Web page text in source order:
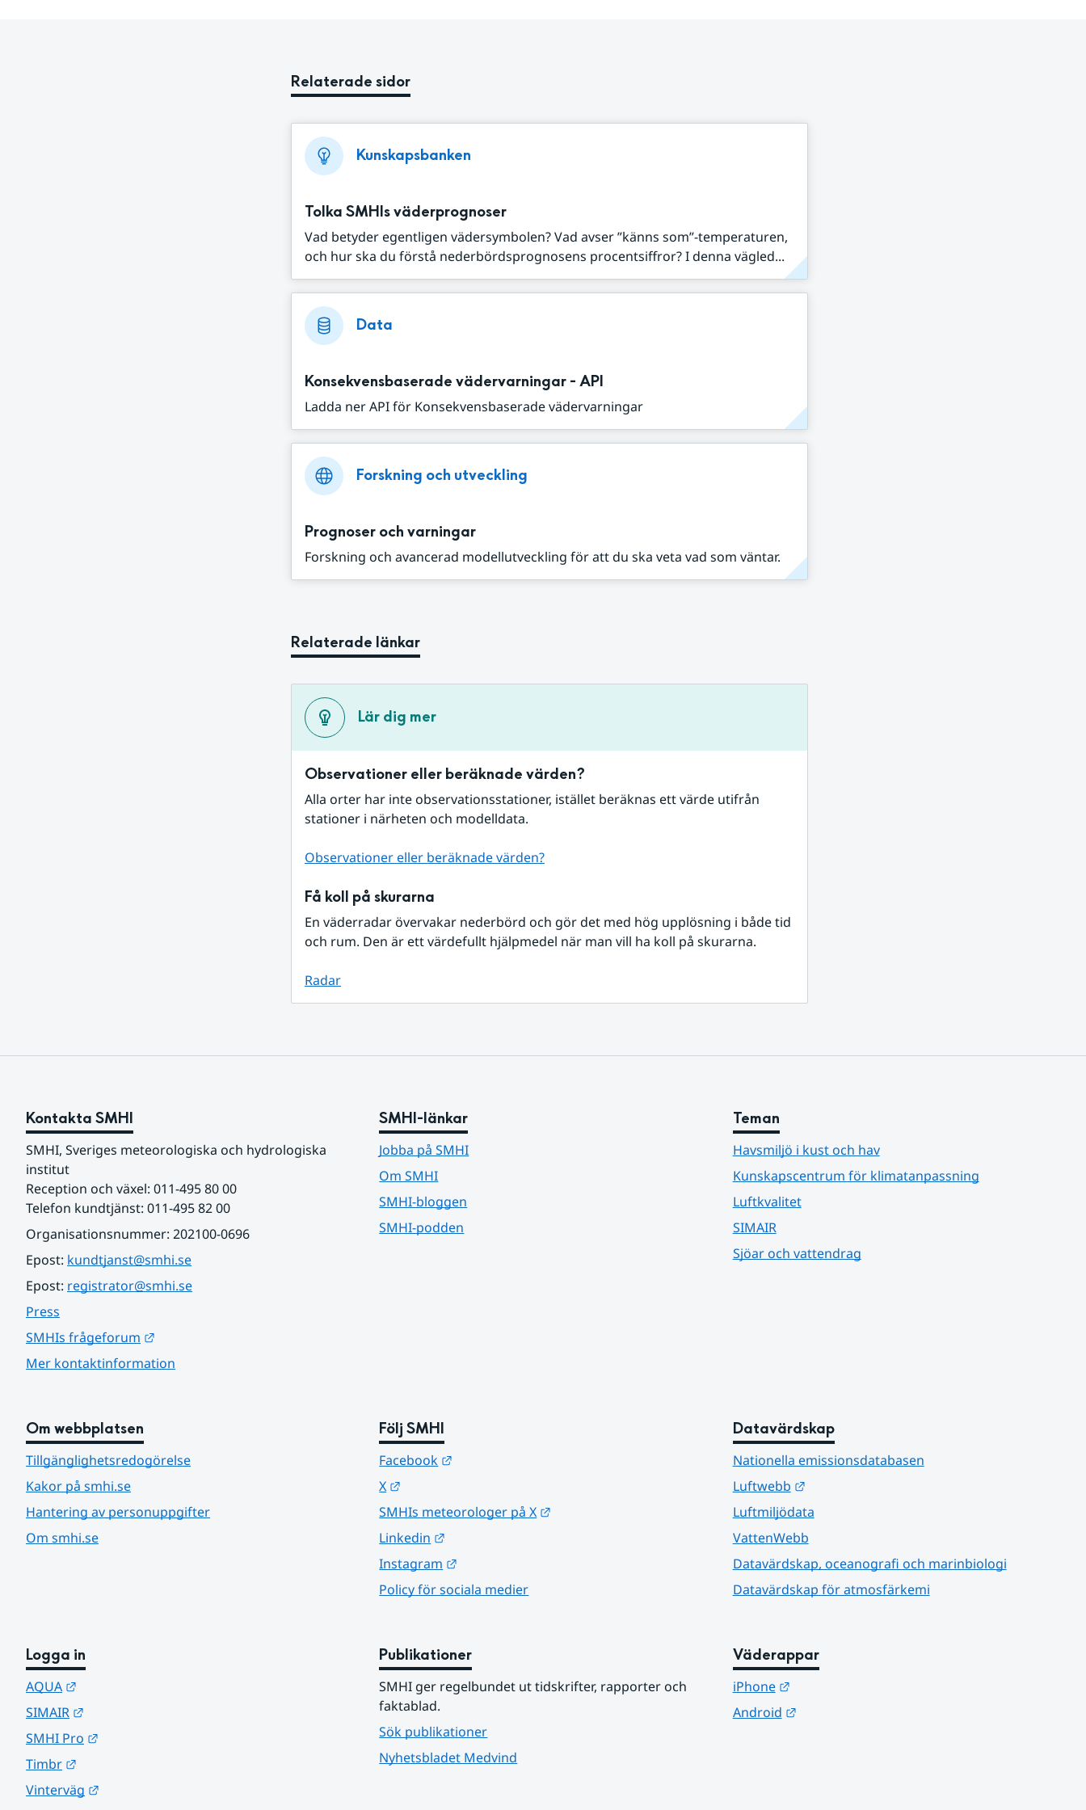
Relaterade sidor
Kunskapsbanken
Tolka SMHIs väderprognoser
Vad betyder egentligen vädersymbolen? Vad avser ”känns som”-temperaturen,
och hur ska du förstå nederbördsprognosens procentsiffror? I denna vägled...
Data
Konsekvensbaserade vädervarningar - API
Ladda ner API för Konsekvensbaserade vädervarningar
Forskning och utveckling
Prognoser och varningar
Forskning och avancerad modellutveckling för att du ska veta vad som väntar.
Relaterade länkar
Lär dig mer
Observationer eller beräknade värden?
Alla orter har inte observationsstationer, istället beräknas ett värde utifrån
stationer i närheten och modelldata.
Observationer eller beräknade värden?
Få koll på skurarna
En väderradar övervakar nederbörd och gör det med hög upplösning i både tid
och rum. Den är ett värdefullt hjälpmedel när man vill ha koll på skurarna.
Radar
Kontakta SMHI
SMHI, Sveriges meteorologiska och hydrologiska
institut
Reception och växel: 011-495 80 00
Telefon kundtjänst: 011-495 82 00
Organisationsnummer: 202100-0696
Epost: kundtjanst@smhi.se
Epost: registrator@smhi.se
Press
SMHIs frågeforum
Mer kontaktinformation
SMHI-länkar
Jobba på SMHI
Om SMHI
SMHI-bloggen
SMHI-podden
Teman
Havsmiljö i kust och hav
Kunskapscentrum för klimatanpassning
Luftkvalitet
SIMAIR
Sjöar och vattendrag
Om webbplatsen
Tillgänglighetsredogörelse
Kakor på smhi.se
Hantering av personuppgifter
Om smhi.se
Följ SMHI
Facebook
X
SMHIs meteorologer på X
Linkedin
Instagram
Policy för sociala medier
Datavärdskap
Nationella emissionsdatabasen
Luftwebb
Länk till annan webbplats.
Luftmiljödata
VattenWebb
Datavärdskap, oceanografi och marinbiologi
Datavärdskap för atmosfärkemi
Logga in
AQUA
SIMAIR
SMHI Pro
Timbr
Vinterväg
Publikationer
SMHI ger regelbundet ut tidskrifter, rapporter och
faktablad.
Sök publikationer
Nyhetsbladet Medvind
Väderappar
iPhone
Länk till annan webbplats.
Android
Länk till annan webbplats.